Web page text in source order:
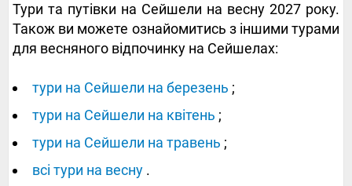
Тури та путівки на Сейшели на весну 2027 року.
Також ви можете ознайомитись з іншими турами
для весняного відпочинку на Сейшелах:
тури на Сейшели на березень ;
тури на Сейшели на квітень ;
тури на Сейшели на травень ;
всі тури на весну .